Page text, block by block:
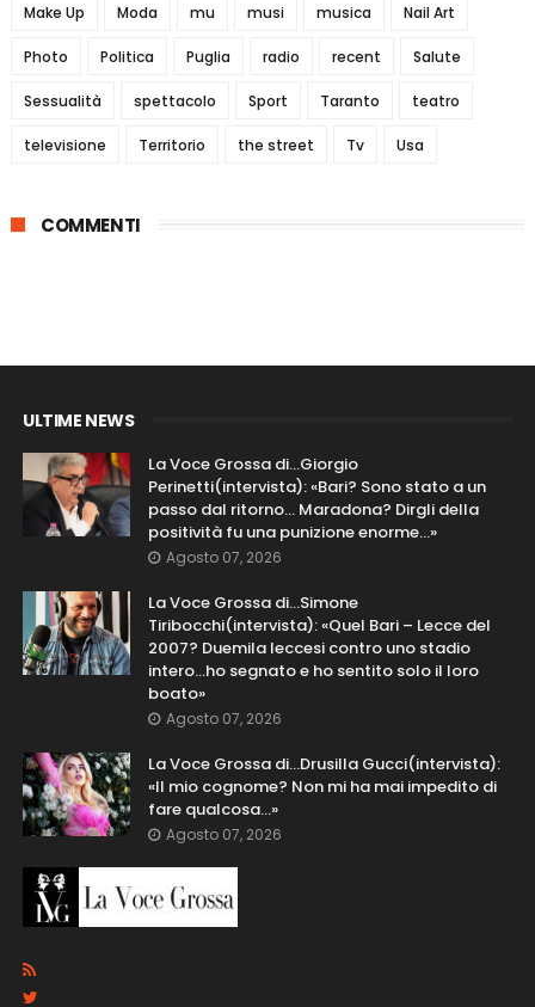
Make Up Moda mu musi musica Nail Art
Photo Politica Puglia radio recent Salute
Sessualità spettacolo Sport Taranto teatro
televisione Territorio the street Tv Usa
COMMENTI
ULTIME NEWS
La Voce Grossa di…Giorgio
Perinetti(intervista): «Bari? Sono stato a un
passo dal ritorno... Maradona? Dirgli della
positività fu una punizione enorme…»
Agosto 07, 2026
La Voce Grossa di…Simone
Tiribocchi(intervista): «Quel Bari – Lecce del
2007? Duemila leccesi contro uno stadio
intero...ho segnato e ho sentito solo il loro
boato»
Agosto 07, 2026
La Voce Grossa di…Drusilla Gucci(intervista):
«Il mio cognome? Non mi ha mai impedito di
fare qualcosa…»
Agosto 07, 2026